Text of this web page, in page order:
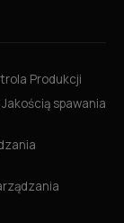
Produkcji
spawania